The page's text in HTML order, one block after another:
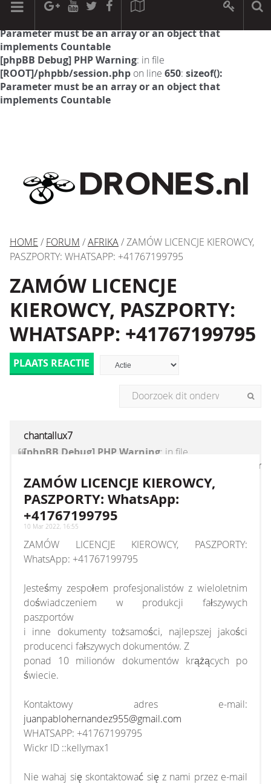
[phpBB Debug] PHP Warning: in file
Parameter must be an array or an object that
implements Countable
[phpBB Debug] PHP Warning: in file
[ROOT]/phpbb/session.php on line 650: sizeof():
Parameter must be an array or an object that
implements Countable
HOME / FORUM /AFRIKA/ ZAMÓW LICENCJE KIEROWCY,
PASZPORTY: WHATSAPP: +41767199795
ZAMÓW LICENCJE
KIEROWCY, PASZPORTY:
WHATSAPP: +41767199795
PLAATS REACTIE
chantallux7
[phpBB Debug] PHP Warning: in file
[ROOT]/vendor/twig/twig/lib/Twig/Extension/
on line1236: count(): Parameter must be an
array or an object that implements Countable
ZAMÓW LICENCJE KIEROWCY,
PASZPORTY: WhatsApp:
+41767199795
10 Mar 2022, 16:55
ZAMÓW LICENCJE KIEROWCY, PASZPORTY:
WhatsApp: +41767199795
Jesteśmy zespołem profesjonalistów z wieloletnim
doświadczeniem w produkcji fałszywych
paszportów
i inne dokumenty tożsamości, najlepszej jakości
producenci fałszywych dokumentów. Z
ponad 10 milionów dokumentów krążących po
świecie.
Kontaktowy adres e-mail:
juanpablohernandez955@gmail.com
WHATSAPP: +41767199795
Wickr ID ::kellymax1
Nie wahaj się skontaktować się z nami przez e-mail